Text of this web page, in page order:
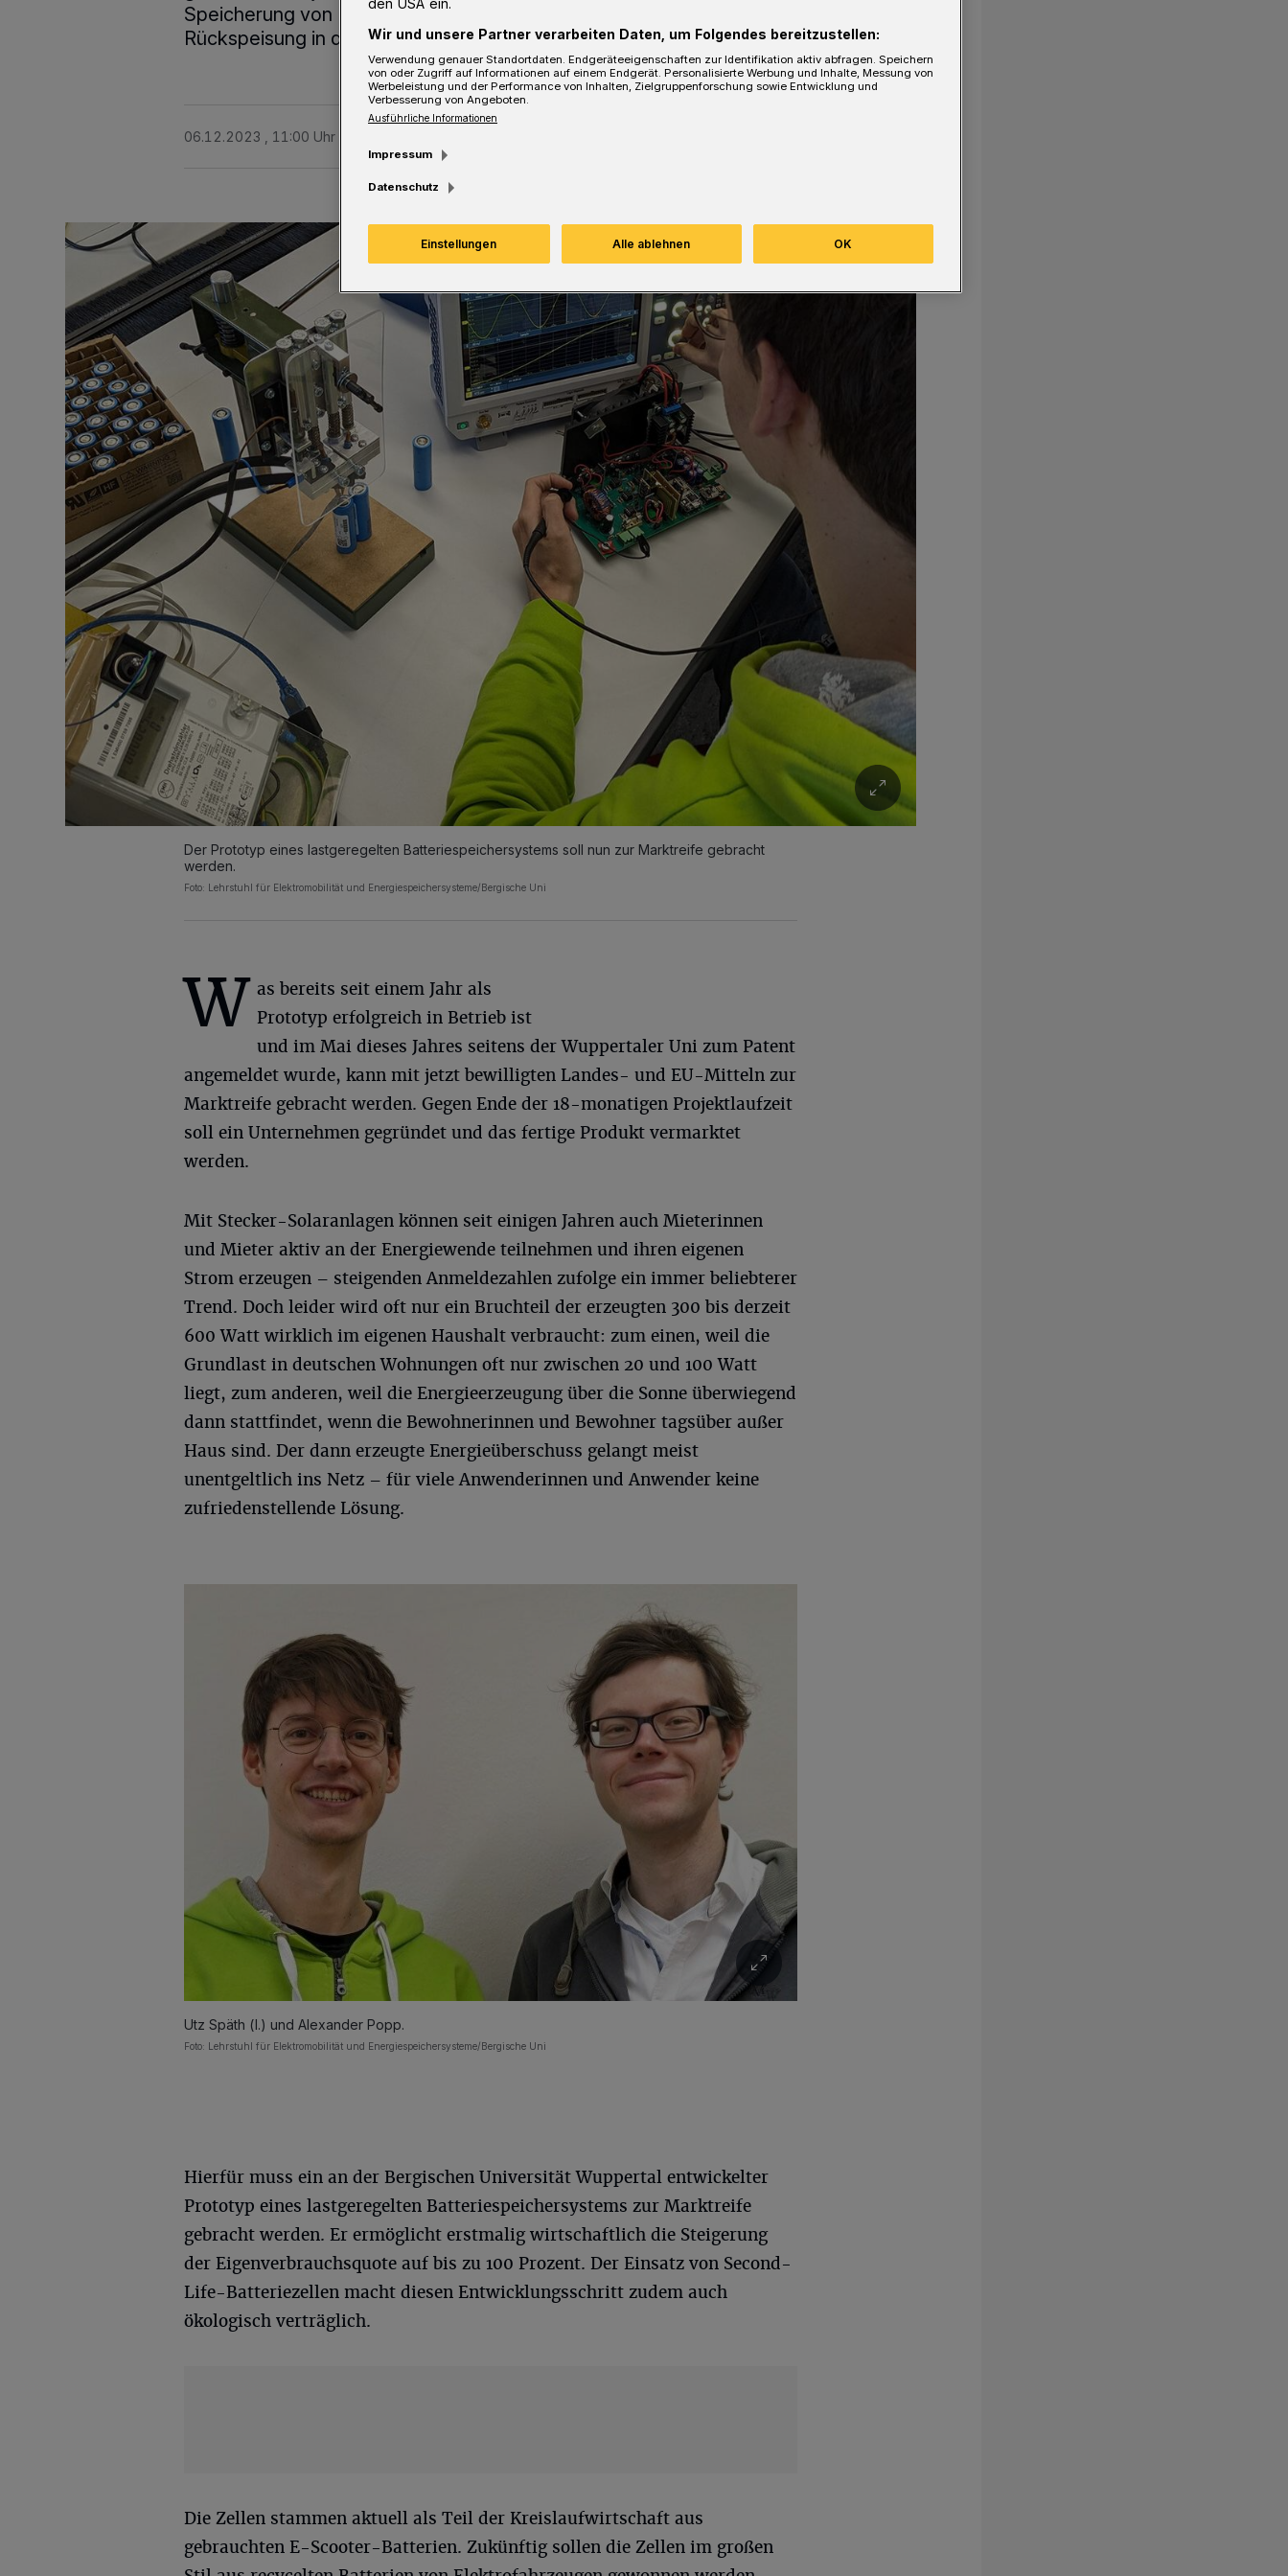
Speicherung von Überschussenergie und die bedarfsgesteuerte
Rückspeisung in die Hausinstallation.
06.12.2023 , 11:00 Uhr
Der Prototyp eines lastgeregelten Batteriespeichersystems soll nun zur Marktreife gebracht
werden.
Foto: Lehrstuhl für Elektromobilität und Energiespeichersysteme/Bergische Uni
W as bereits seit einem Jahr als
Prototyp erfolgreich in Betrieb ist
und im Mai dieses Jahres seitens der Wuppertaler Uni zum Patent
angemeldet wurde, kann mit jetzt bewilligten Landes- und EU-Mitteln zur
Marktreife gebracht werden. Gegen Ende der 18-monatigen Projektlaufzeit
soll ein Unternehmen gegründet und das fertige Produkt vermarktet
werden.
Mit Stecker-Solaranlagen können seit einigen Jahren auch Mieterinnen
und Mieter aktiv an der Energiewende teilnehmen und ihren eigenen
Strom erzeugen – steigenden Anmeldezahlen zufolge ein immer beliebterer
Trend. Doch leider wird oft nur ein Bruchteil der erzeugten 300 bis derzeit
600 Watt wirklich im eigenen Haushalt verbraucht: zum einen, weil die
Grundlast in deutschen Wohnungen oft nur zwischen 20 und 100 Watt
liegt, zum anderen, weil die Energieerzeugung über die Sonne überwiegend
dann stattfindet, wenn die Bewohnerinnen und Bewohner tagsüber außer
Haus sind. Der dann erzeugte Energieüberschuss gelangt meist
unentgeltlich ins Netz – für viele Anwenderinnen und Anwender keine
zufriedenstellende Lösung.
Utz Späth (l.) und Alexander Popp.
Foto: Lehrstuhl für Elektromobilität und Energiespeichersysteme/Bergische Uni
Hierfür muss ein an der Bergischen Universität Wuppertal entwickelter
Prototyp eines lastgeregelten Batteriespeichersystems zur Marktreife
gebracht werden. Er ermöglicht erstmalig wirtschaftlich die Steigerung
der Eigenverbrauchsquote auf bis zu 100 Prozent. Der Einsatz von Second-
Life-Batteriezellen macht diesen Entwicklungsschritt zudem auch
ökologisch verträglich.
Die Zellen stammen aktuell als Teil der Kreislaufwirtschaft aus
gebrauchten E-Scooter-Batterien. Zukünftig sollen die Zellen im großen
den USA ein.
Wir und unsere Partner verarbeiten Daten, um Folgendes bereitzustellen:
Verwendung genauer Standortdaten. Endgeräteeigenschaften zur Identifikation aktiv abfragen. Speichern
von oder Zugriff auf Informationen auf einem Endgerät. Personalisierte Werbung und Inhalte, Messung von
Werbeleistung und der Performance von Inhalten, Zielgruppenforschung sowie Entwicklung und
Verbesserung von Angeboten.
Ausführliche Informationen
Impressum
Datenschutz
Einstellungen Alle ablehnen OK